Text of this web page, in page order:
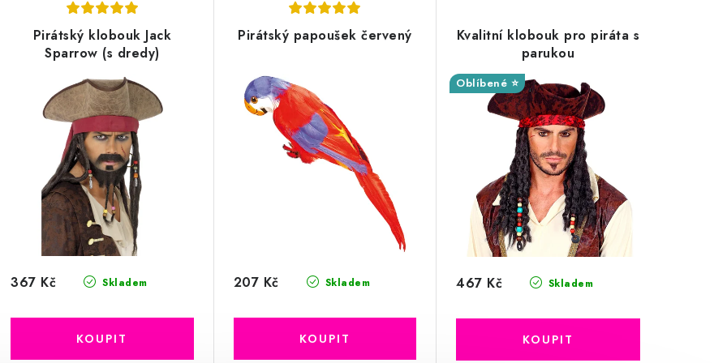
Pirátský klobouk Jack
Sparrow (s dredy)
Skladem
367 Kč
Pirátský papoušek červený
Skladem
207 Kč
Kvalitní klobouk pro piráta s
parukou
Oblíbené ⭐
Skladem
467 Kč